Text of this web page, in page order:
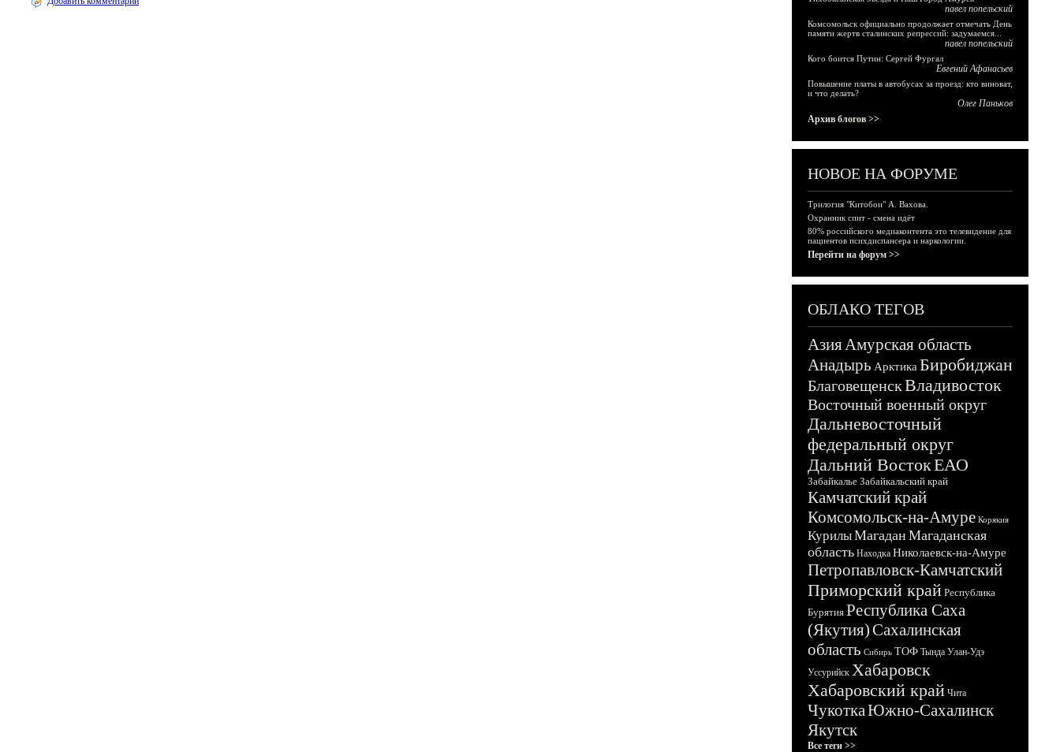
павел попельский
Комсомольск официально продолжает отмечать День
памяти жертв сталинских репрессий: задумаемся...
павел попельский
Кого боится Путин: Сергей Фургал
Евгений Афанасьев
Повышение платы в автобусах за проезд: кто виноват,
и что делать?
Олег Паньков
Архив блогов >>
НОВОЕ НА ФОРУМЕ
Трилогия "Китобои" А. Вахова.
Охранник спит - смена идёт
80% российского медиаконтента это телевидение для
пациентов психдиспансера и наркологии.
Перейти на форум >>
ОБЛАКО ТЕГОВ
АзияАмурская область
Анадырь Арктика Биробиджан
БлаговещенскВладивосток
Восточный военный округ
Дальневосточный
федеральный округ
Дальний ВостокЕАО
Забайкалье Забайкальский край
Камчатский край
Комсомольск-на-Амуре Корякия
КурилыМагадан Магаданская
область Находка Николаевск-на-Амуре
Петропавловск-Камчатский
Приморский край Республика
Бурятия Республика Саха
(Якутия)Сахалинская
область Сибирь ТОФ Тында Улан-Удэ
Уссурийск Хабаровск
Хабаровский край Чита
ЧукоткаЮжно-Сахалинск
Якутск
Все теги >>